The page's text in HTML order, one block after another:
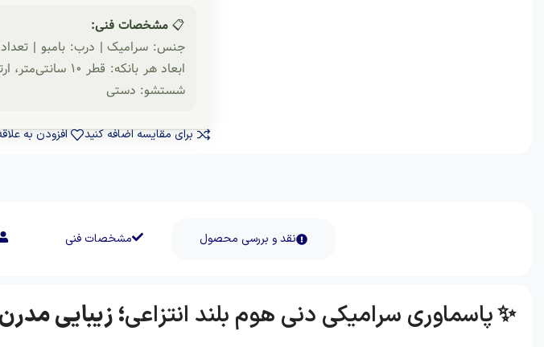
📋 مشخصات فنی:
شستشو: دستی
برای مقایسه اضافه کنید افزودن به
نقد و بررسی محصول مشخصات فنی
✨پاسماوری سرامیکی دنی هوم بلند انتزاعی؛ زیبایی